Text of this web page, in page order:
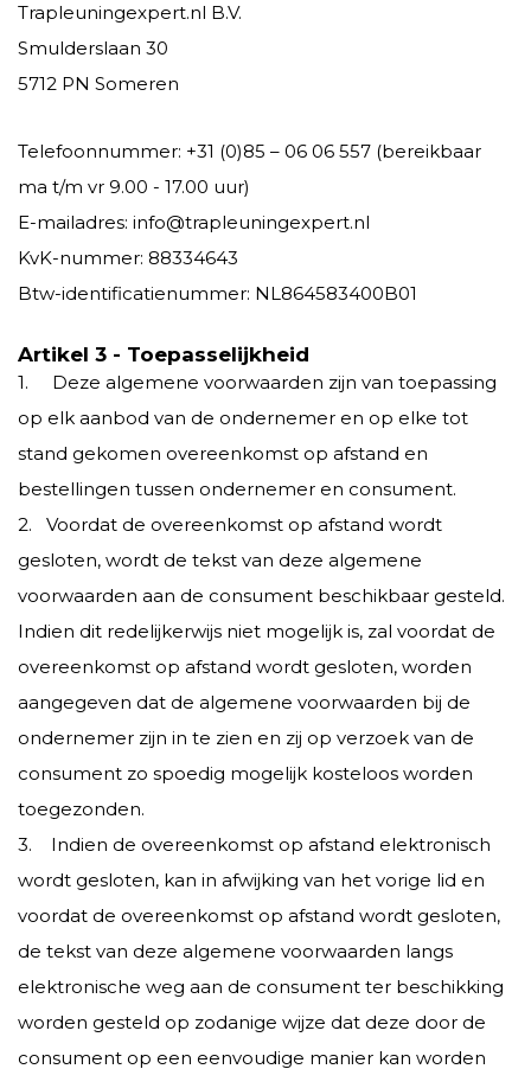
Trapleuningexpert.nl B.V.
Smulderslaan 30
5712 PN Someren
Telefoonnummer: +31 (0)85 – 06 06 557 (bereikbaar
ma t/m vr 9.00 - 17.00 uur)
E-mailadres: info@trapleuningexpert.nl
KvK-nummer: 88334643
Btw-identificatienummer: NL864583400B01
Artikel 3 - Toepasselijkheid
1. Deze algemene voorwaarden zijn van toepassing
op elk aanbod van de ondernemer en op elke tot
stand gekomen overeenkomst op afstand en
bestellingen tussen ondernemer en consument.
2. Voordat de overeenkomst op afstand wordt
gesloten, wordt de tekst van deze algemene
voorwaarden aan de consument beschikbaar gesteld.
Indien dit redelijkerwijs niet mogelijk is, zal voordat de
overeenkomst op afstand wordt gesloten, worden
aangegeven dat de algemene voorwaarden bij de
ondernemer zijn in te zien en zij op verzoek van de
consument zo spoedig mogelijk kosteloos worden
toegezonden.
3. Indien de overeenkomst op afstand elektronisch
wordt gesloten, kan in afwijking van het vorige lid en
voordat de overeenkomst op afstand wordt gesloten,
de tekst van deze algemene voorwaarden langs
elektronische weg aan de consument ter beschikking
worden gesteld op zodanige wijze dat deze door de
consument op een eenvoudige manier kan worden